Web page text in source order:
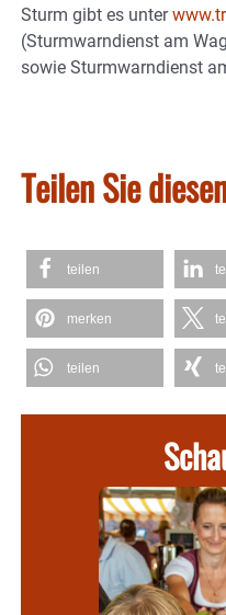
Sturm gibt es unter
(Sturmwarndienst am
sowie Sturmwarndienst
Teilen Sie
teilen
merken
teilen